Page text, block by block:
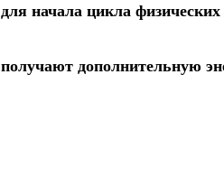
для начала цикла физических
получают дополнительную